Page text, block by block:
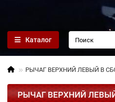
Каталог
РЫЧАГ ВЕРХНИЙ ЛЕВЫЙ В
РЫЧАГ ВЕРХНИЙ ЛЕВЫЙ